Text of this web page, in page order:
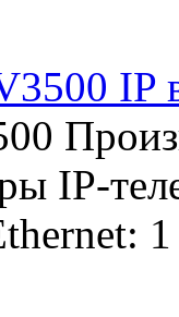
IP
IP-